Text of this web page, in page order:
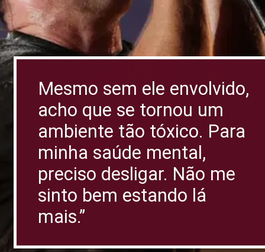
Mesmo sem ele envolvido,
acho que se tornou um
ambiente tão tóxico. Para
minha saúde mental,
preciso desligar. Não me
sinto bem estando lá
mais.”